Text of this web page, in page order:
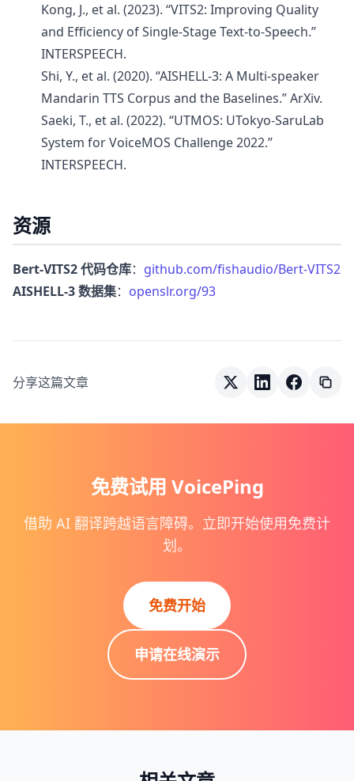
Kong, J., et al. (2023). “VITS2: Improving Quality
and Efficiency of Single-Stage Text-to-Speech.”
INTERSPEECH.
Shi, Y., et al. (2020). “AISHELL-3: A Multi-speaker
Mandarin TTS Corpus and the Baselines.” ArXiv.
Saeki, T., et al. (2022). “UTMOS: UTokyo-SaruLab
System for VoiceMOS Challenge 2022.”
INTERSPEECH.
资源
Bert-VITS2 代码仓库： github.com/fishaudio/Bert-VITS2
AISHELL-3 数据集： openslr.org/93
分享这篇文章
免费试用 VoicePing
借助 AI 翻译跨越语言障碍。立即开始使用免费计
划。
免费开始
申请在线演示